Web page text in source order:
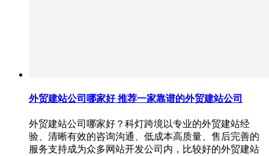
外贸建站公司哪家好 推荐一家靠谱的外贸建站公司
外贸建站公司哪家好？科灯跨境以专业的外贸建站经
验、清晰有效的咨询沟通、低成本高质量、售后完善的
服务支持成为众多网站开发公司内，比较好的外贸建站